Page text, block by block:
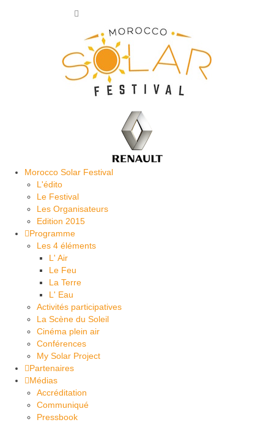
Rechercher
Morocco Solar Festival
L'édito
Le Festival
Les Organisateurs
Edition 2015
Programme
Les 4 éléments
L' Air
Le Feu
La Terre
L' Eau
Activités participatives
La Scène du Soleil
Cinéma plein air
Conférences
My Solar Project
Partenaires
Médias
Accréditation
Communiqué
Pressbook